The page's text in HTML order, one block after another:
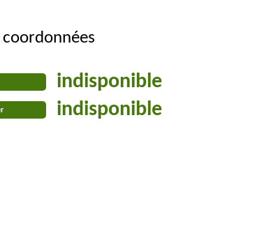
coordonnées
indisponible
indisponible